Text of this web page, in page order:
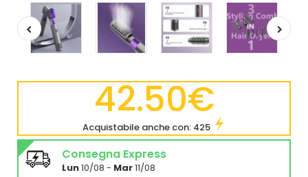
42.50€
Acquistabile anche con: 425
Consegna Express
Lun10/08 - Mar11/08